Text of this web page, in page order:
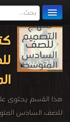
مكتبة الكتب
المكتبات
يُقرأ حالياً
اضف كتاب
هذا القسم يحتوى
للصف السادس